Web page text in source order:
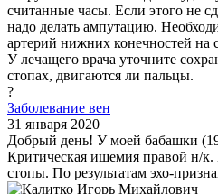
считанные часы. Если этого не
надо делать ампутацию.
артерий нижних конечностей на
У лечащего врача уточните
стопах, двигаются ли пальцы.
?
Заболевание вен
31 января 2020
Добрый день! У моей бабашки
Критическая ишемия правой н/к.
стопы. По результатам эхо-